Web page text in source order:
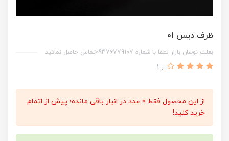
ظرف دیس 01
بعلت نوسان بازار لطفا با شماره 09376779107تماس حاصل نمائید
از 1
از این محصول فقط 0 عدد در انبار باقی مانده؛ پیش از اتمام
خرید کنید!